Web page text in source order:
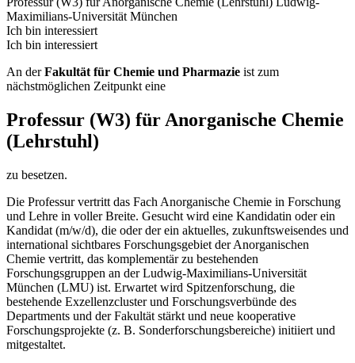
Maximilians-Universität München
Ich bin interessiert
Ich bin interessiert
An derFakultät für Chemie und Pharmazie ist zum
nächstmöglichen Zeitpunkt eine
Professur (W3) für Anorganische Chemie
(Lehrstuhl)
zu besetzen.
Die Professur vertritt das Fach Anorganische Chemie in Forschung
und Lehre in voller Breite. Gesucht wird eine Kandidatin oder ein
Kandidat (m/w/d), die oder der ein aktuelles, zukunftsweisendes und
international sichtbares Forschungsgebiet der Anorganischen
Chemie vertritt, das komplementär zu bestehenden
Forschungsgruppen an der Ludwig-Maximilians-Universität
München (LMU) ist. Erwartet wird Spitzenforschung, die
bestehende Exzellenzcluster und Forschungsverbünde des
Departments und der Fakultät stärkt und neue kooperative
Forschungsprojekte (z. B. Sonderforschungsbereiche) initiiert und
mitgestaltet.